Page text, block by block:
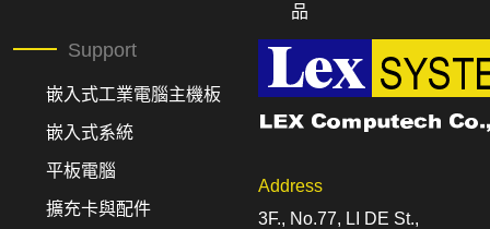
品
Support
嵌入式工業電腦主機板
嵌入式系統
平板電腦
擴充卡與配件
Address
3F., No.77, LI DE St.,